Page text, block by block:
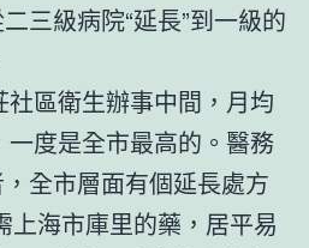
三級病院“延長”到一級的
社區衛生辦事中間，月均
度是全市最高的。醫務
全市層面有個延長處方
上海市庫里的藥，居平易